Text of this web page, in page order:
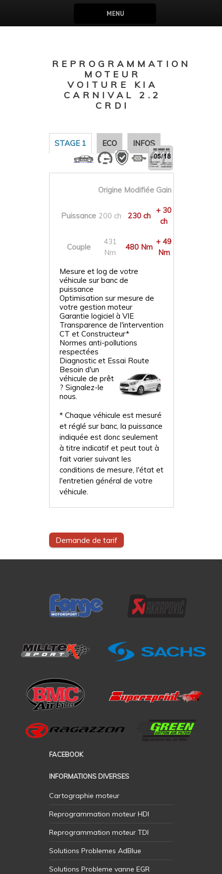
MENU
REPROGRAMMATION
MOTEUR
VOITURE KIA
CARNIVAL 2.2
CRDI
STAGE 1 ECO INFOS
Origine Modifiée Gain
Puissance 200 ch 230 ch
+ 30
ch
Couple
431
Nm
480 Nm
+ 49
Nm
Mesure et log de votre
véhicule sur banc de
puissance
Optimisation sur mesure de
votre gestion moteur
Garantie logiciel à VIE
Transparence de l'intervention
CT et Constructeur*
Normes anti-pollutions
respectées
Diagnostic et Essai Route
Besoin d'un
véhicule de prêt
? Signalez-le
nous.
* Chaque véhicule est mesuré
et réglé sur banc, la puissance
indiquée est donc seulement
à titre indicatif et peut tout à
fait varier suivant les
conditions de mesure, l'état et
l'entretien général de votre
véhicule.
Demande de tarif
FACEBOOK
INFORMATIONS DIVERSES
Cartographie moteur
Reprogrammation moteur HDI
Reprogrammation moteur TDI
Solutions Problemes AdBlue
Solutions Probleme vanne EGR